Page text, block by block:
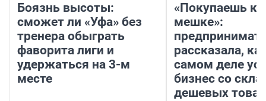
Боязнь высоты:
сможет ли «Уфа» без
тренера обыграть
фаворита лиги и
удержаться на 3-м
месте
«Покупаешь
мешке»:
рассказала,
самом деле
бизнес со
дешевых